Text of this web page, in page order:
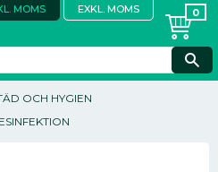
MOMS EXKL. MOMS
OCH HYGIEN